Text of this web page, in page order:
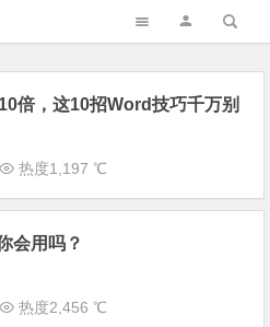
倍，这10招Word技巧千万别
热度1,197 ℃
会用吗？
热度2,456 ℃